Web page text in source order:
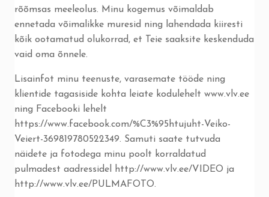
rõõmsas meeleolus. Minu kogemus võimaldab
ennetada võimalikke muresid ning lahendada kiiresti
kõik ootamatud olukorrad, et Teie saaksite keskenduda
vaid oma õnnele.
Lisainfot minu teenuste, varasemate tööde ning
klientide tagasiside kohta leiate kodulehelt www.vlv.ee
ning Facebooki lehelt
https://www.facebook.com/%C3%95htujuht-Veiko-
Veiert-369819780522349. Samuti saate tutvuda
näidete ja fotodega minu poolt korraldatud
pulmadest aadressidel http://www.vlv.ee/VIDEO ja
http://www.vlv.ee/PULMAFOTO.